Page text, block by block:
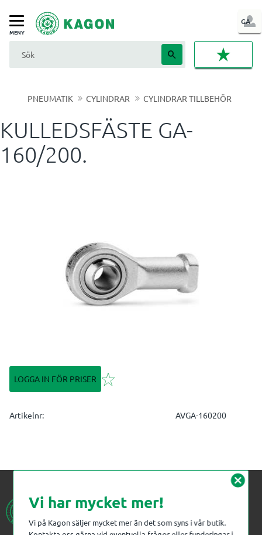
Meny
GA
IN
PNEUMATIK CYLINDRAR CYLINDRAR TILLBEHÖR
KULLEDSFÄSTE GA-
160/200.
LOGGA IN FÖR PRISER Lägg till i favoriter
Artikelnr AVGA-160200
cancel
Vi har mycket mer!
Vi på Kagon säljer mycket mer än det som syns i vår butik.